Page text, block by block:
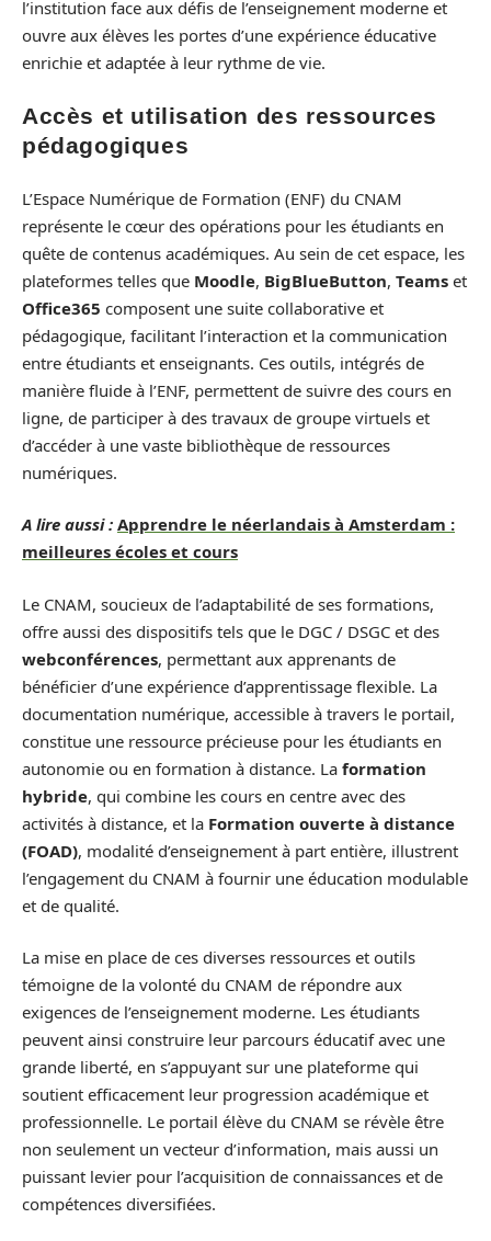
l’institution face aux défis de l’enseignement moderne et
ouvre aux élèves les portes d’une expérience éducative
enrichie et adaptée à leur rythme de vie.
Accès et utilisation des ressources
pédagogiques
L’Espace Numérique de Formation (ENF) du CNAM
représente le cœur des opérations pour les étudiants en
quête de contenus académiques. Au sein de cet espace, les
plateformes telles que Moodle, BigBlueButton, Teams et
Office365 composent une suite collaborative et
pédagogique, facilitant l’interaction et la communication
entre étudiants et enseignants. Ces outils, intégrés de
manière fluide à l’ENF, permettent de suivre des cours en
ligne, de participer à des travaux de groupe virtuels et
d’accéder à une vaste bibliothèque de ressources
numériques.
A lire aussi : Apprendre le néerlandais à Amsterdam :
meilleures écoles et cours
Le CNAM, soucieux de l’adaptabilité de ses formations,
offre aussi des dispositifs tels que le DGC / DSGC et des
webconférences, permettant aux apprenants de
bénéficier d’une expérience d’apprentissage flexible. La
documentation numérique, accessible à travers le portail,
constitue une ressource précieuse pour les étudiants en
autonomie ou en formation à distance. La formation
hybride, qui combine les cours en centre avec des
activités à distance, et la Formation ouverte à distance
(FOAD), modalité d’enseignement à part entière, illustrent
l’engagement du CNAM à fournir une éducation modulable
et de qualité.
La mise en place de ces diverses ressources et outils
témoigne de la volonté du CNAM de répondre aux
exigences de l’enseignement moderne. Les étudiants
peuvent ainsi construire leur parcours éducatif avec une
grande liberté, en s’appuyant sur une plateforme qui
soutient efficacement leur progression académique et
professionnelle. Le portail élève du CNAM se révèle être
non seulement un vecteur d’information, mais aussi un
puissant levier pour l’acquisition de connaissances et de
compétences diversifiées.